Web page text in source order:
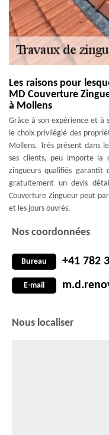
Les raisons pour
MD Couverture
à Mollens
Grâce à son expérience et à
le choix privilégié des
Mollens. Très présent dans
ses clients, peu importe la
zingueurs qualifiés garantit
gratuitement un devis
Couverture Zingueur peut
et les jours ouvrés.
Nos coordonnées
Bureau +41 782
E-mail
Nous localiser